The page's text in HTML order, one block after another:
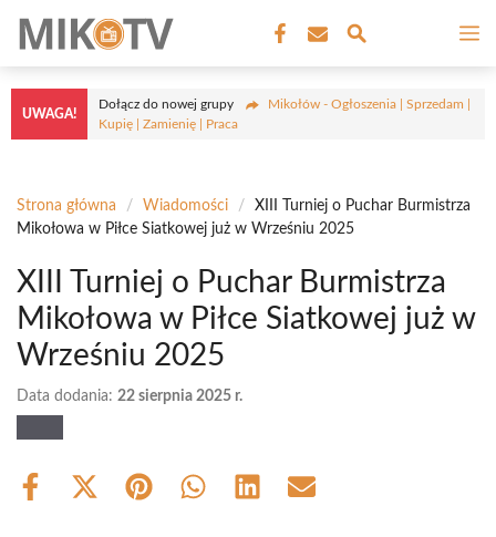
treści
UWAGA!
Dołącz do nowej grupy
Mikołów - Ogłoszenia | Sprzedam |
Kupię | Zamienię | Praca
Strona główna / Wiadomości /
XIII Turniej o Puchar Burmistrza
Mikołowa w Piłce Siatkowej już w Wrześniu 2025
XIII Turniej o Puchar Burmistrza
Mikołowa w Piłce Siatkowej już w
Wrześniu 2025
Data dodania: 22 sierpnia 2025 r.
Share
Share Share Share Share Share